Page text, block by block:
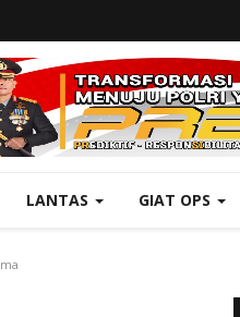
LANTAS GIAT OPS